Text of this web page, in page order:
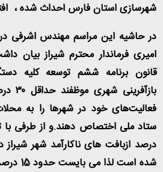
شهرسازی استان فارس احداث شده ،
در حاشیه این مراسم مهندس اشرفی
قانون برنامه ششم توسعه کلیه
بازآفرینی شهری موظفند حداقل ۳۰
فعالیت‌های خود در شهرها را به
شده